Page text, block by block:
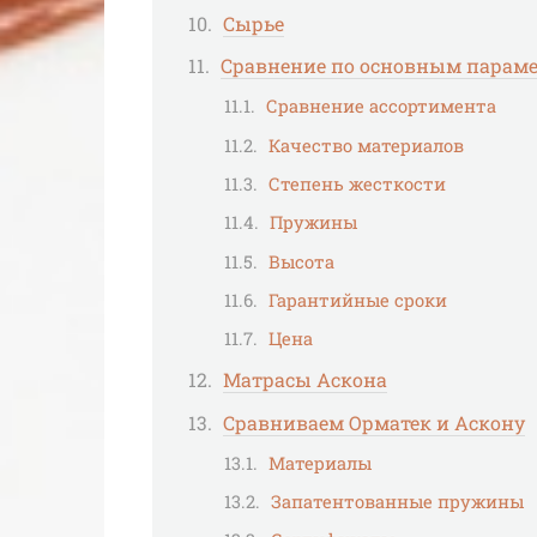
Сырье
Сравнение по основным
Сравнение ассортимента
Качество материалов
Степень жесткости
Пружины
Высота
Гарантийные сроки
Цена
Матрасы Аскона
Сравниваем Орматек и Аскону
Материалы
Запатентованные пружины